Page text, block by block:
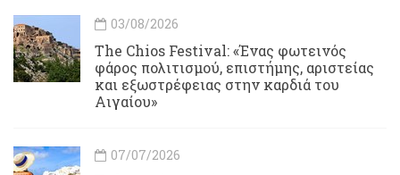
03/08/2026
Τhe Chios Festival: «Ένας φωτεινός
φάρος πολιτισμού, επιστήμης, αριστείας
και εξωστρέφειας στην καρδιά του
Αιγαίου»
07/07/2026